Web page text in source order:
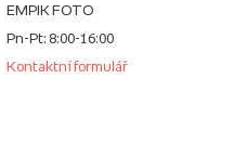
EMPIK FOTO
Pn-Pt: 8:00-16:00
Kontaktní formulář